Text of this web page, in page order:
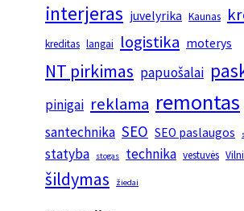
interjeras juvelyrika Kaunas
kreditas langai logistika moterys
NT pirkimas papuošalai
pinigai reklama remontas
santechnika SEO SEO paslaugos
statyba stogas technika vestuvės
šildymas žiedai